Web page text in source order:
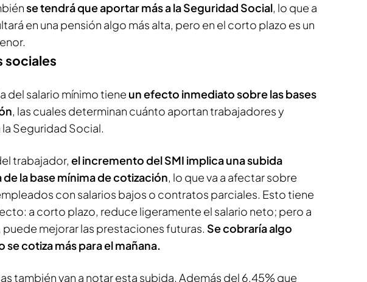
se tendrá que aportar más a la Seguridad Social, lo que a
en una pensión algo más alta, pero en el corto plazo es un
sociales
del salario mínimo tiene un efecto inmediato sobre las bases
, las cuales determinan cuánto aportan trabajadores y
Seguridad Social.
trabajador, el incremento del SMI implica una subida
la base mínima de cotización, lo que va a afectar sobre
con salarios bajos o contratos parciales. Esto tiene
a corto plazo, reduce ligeramente el salario neto; pero a
puede mejorar las prestaciones futuras. Se cobraría algo
se cotiza más para el mañana.
también van a notar esta subida. Además del 6,45% que